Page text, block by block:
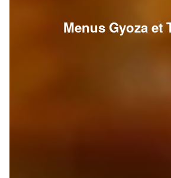
Menus Gyoza et